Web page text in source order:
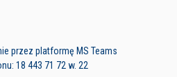
przez platformę MS Teams
18 443 71 72 w. 22